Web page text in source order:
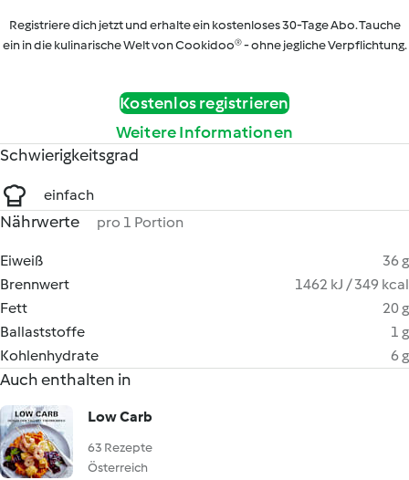
Registriere dich jetzt und erhalte ein kostenloses 30-Tage Abo. Tauche
ein in die kulinarische Welt von Cookidoo® - ohne jegliche Verpflichtung.
Kostenlos registrieren
Weitere Informationen
Schwierigkeitsgrad
einfach
Nährwerte pro 1 Portion
Eiweiß
36 g
Brennwert
1462 kJ / 349 kcal
Fett
20 g
Ballaststoffe
1 g
Kohlenhydrate
6 g
Auch enthalten in
Low Carb
63 Rezepte
Österreich